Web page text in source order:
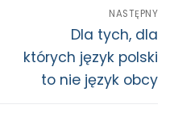
NASTĘPNY
Dla tych, dla
których język polski
to nie język obcy